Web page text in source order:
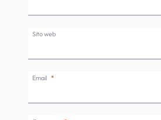
Sito web
Email